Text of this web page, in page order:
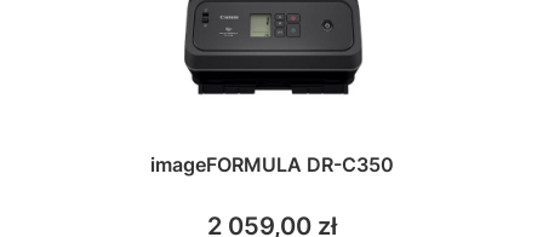
imageFORMULA DR-C350
2 059,00 zł